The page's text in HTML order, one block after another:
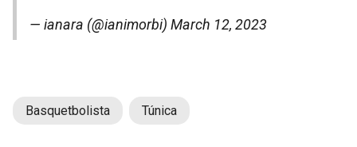
— ianara (@ianimorbi) March 12, 2023
Basquetbolista Túnica